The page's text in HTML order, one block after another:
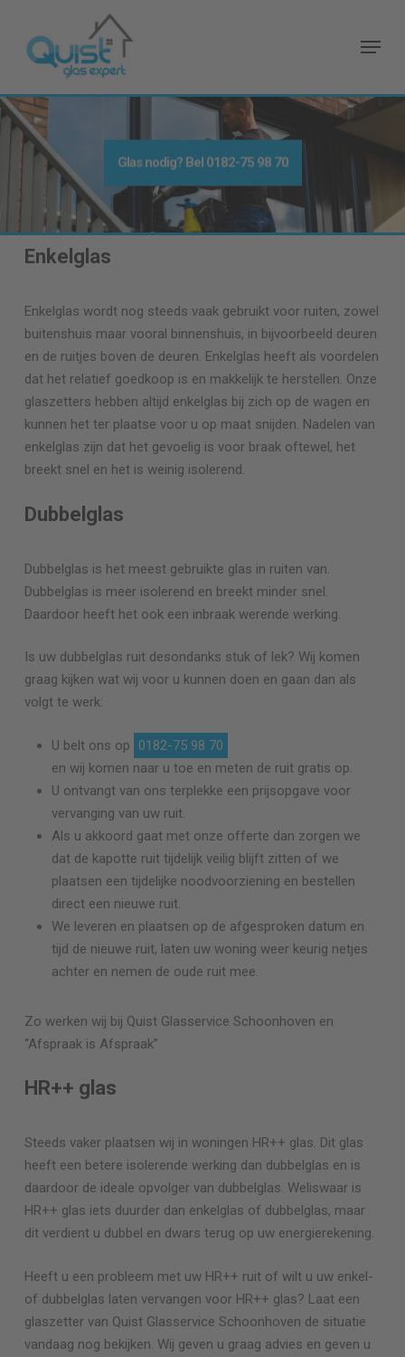
main
Menu
Glas nodig? Bel 0182-75 98 70
Enkelglas
Enkelglas wordt nog steeds vaak gebruikt voor ruiten, zowel
buitenshuis maar vooral binnenshuis, in bijvoorbeeld deuren
en de ruitjes boven de deuren. Enkelglas heeft als voordelen
dat het relatief goedkoop is en makkelijk te herstellen. Onze
glaszetters hebben altijd enkelglas bij zich op de wagen en
kunnen het ter plaatse voor u op maat snijden. Nadelen van
enkelglas zijn dat het gevoelig is voor braak oftewel, het
breekt snel en het is weinig isolerend.
Dubbelglas
Dubbelglas is het meest gebruikte glas in ruiten van.
Dubbelglas is meer isolerend en breekt minder snel.
Daardoor heeft het ook een inbraak werende werking.
Is uw dubbelglas ruit desondanks stuk of lek? Wij komen
graag kijken wat wij voor u kunnen doen en gaan dan als
volgt te werk:
U belt ons op
0182-75 98 70
en wij komen naar u toe en meten de ruit gratis op.
U ontvangt van ons terplekke een prijsopgave voor
vervanging van uw ruit.
Als u akkoord gaat met onze offerte dan zorgen we
dat de kapotte ruit tijdelijk veilig blijft zitten of we
plaatsen een tijdelijke noodvoorziening en bestellen
direct een nieuwe ruit.
We leveren en plaatsen op de afgesproken datum en
tijd de nieuwe ruit, laten uw woning weer keurig netjes
achter en nemen de oude ruit mee.
Zo werken wij bij Quist Glasservice Schoonhoven en
“Afspraak is Afspraak”
HR++ glas
Steeds vaker plaatsen wij in woningen HR++ glas. Dit glas
heeft een betere isolerende werking dan dubbelglas en is
daardoor de ideale opvolger van dubbelglas. Weliswaar is
HR++ glas iets duurder dan enkelglas of dubbelglas, maar
dit verdient u dubbel en dwars terug op uw energierekening.
Heeft u een probleem met uw HR++ ruit of wilt u uw enkel-
of dubbelglas laten vervangen voor HR++ glas? Laat een
glaszetter van Quist Glasservice Schoonhoven de situatie
vandaag nog bekijken. Wij geven u graag advies en geven u